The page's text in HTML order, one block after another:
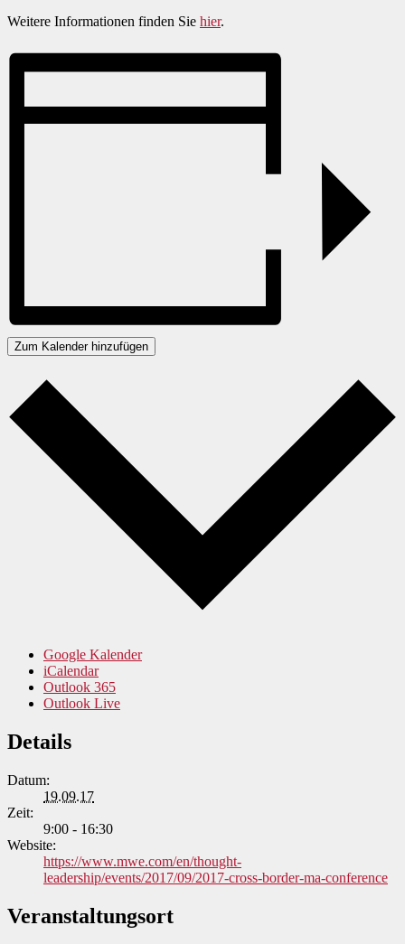
Weitere Informationen finden Sie hier.
Zum Kalender hinzufügen
Google Kalender
iCalendar
Outlook 365
Outlook Live
Details
Datum:
19.09.17
Zeit:
9:00 - 16:30
Website:
https://www.mwe.com/en/thought-
leadership/events/2017/09/2017-cross-border-ma-conference
Veranstaltungsort